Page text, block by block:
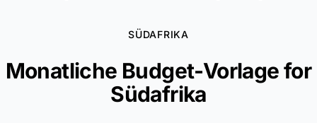
SÜDAFRIKA
Monatliche Budget-Vorlage for
Südafrika